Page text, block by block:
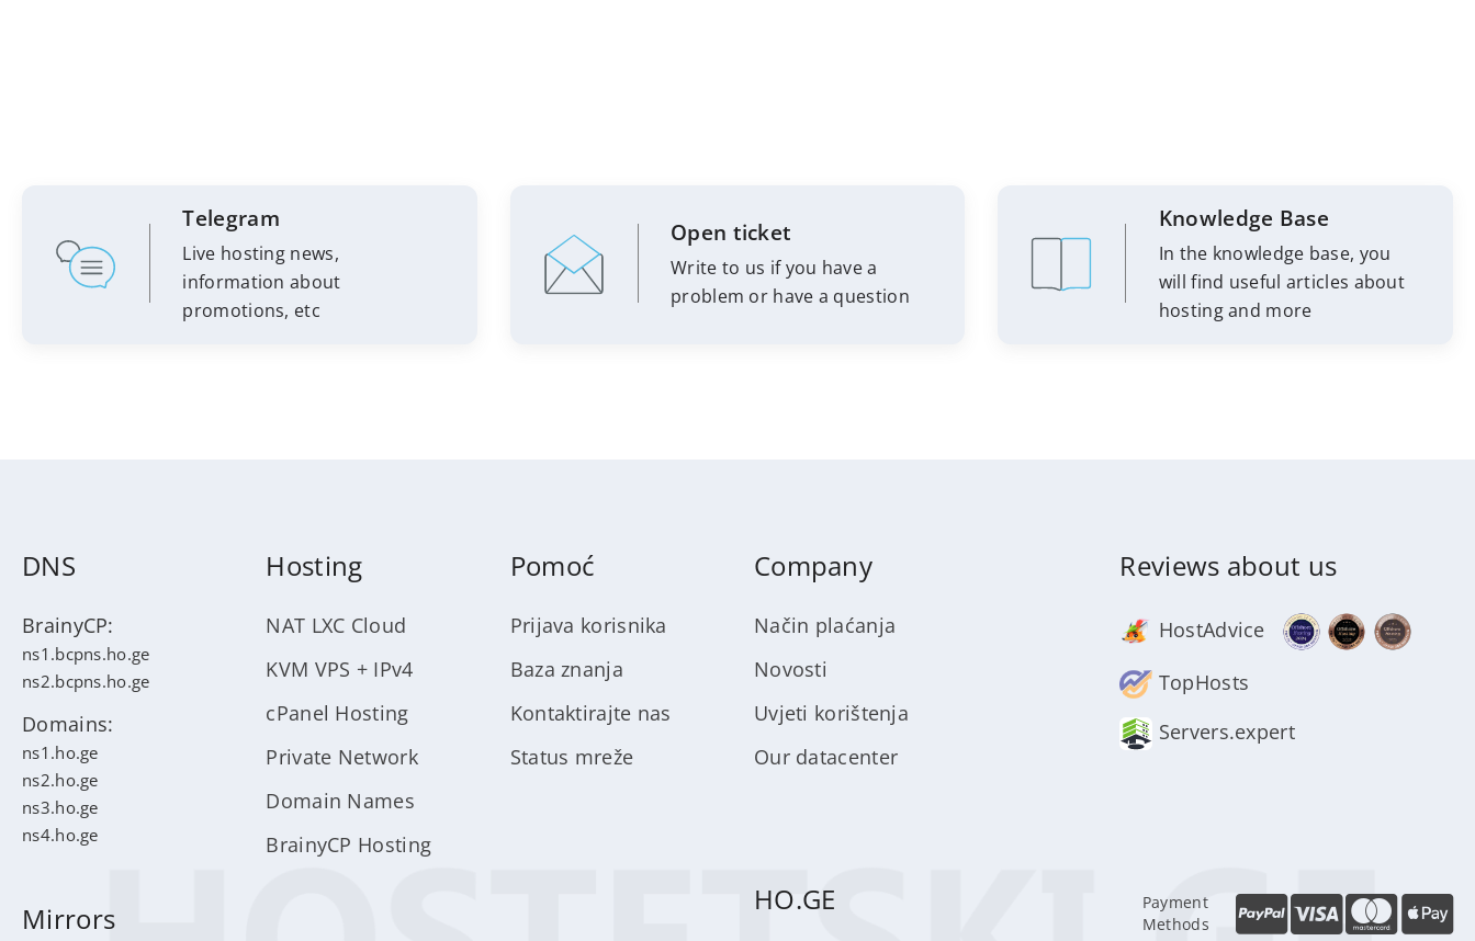
Telegram
Live hosting news,
information about
promotions, etc
Open ticket
Write to us if you have a
problem or have a question
Knowledge Base
In the knowledge base, you
will find useful articles about
hosting and more
DNS
BrainyCP:
ns1.bcpns.ho.ge
ns2.bcpns.ho.ge
Domains:
ns1.ho.ge
ns2.ho.ge
ns3.ho.ge
ns4.ho.ge
Hosting
NAT LXC Cloud
KVM VPS + IPv4
cPanel Hosting
Private Network
Domain Names
BrainyCP Hosting
Pomoć
Prijava korisnika
Baza znanja
Kontaktirajte nas
Status mreže
Company
Način plaćanja
Novosti
Uvjeti korištenja
Our datacenter
Reviews about us
HostAdvice
TopHosts
Servers.expert
Mirrors
HO.GE
Payment
Methods